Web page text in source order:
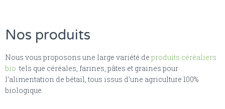
Nos produits
Nous vous proposons une large variété de produits céréaliers
bio tels que céréales, farines, pâtes et graines pour
l’alimentation de bétail, tous issus d’une agriculture 100%
biologique.